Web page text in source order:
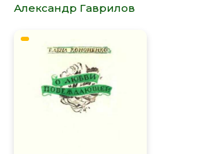
Александр Гаврилов